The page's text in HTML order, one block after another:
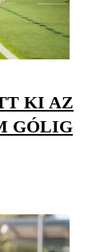
KI AZ
GÓLIG